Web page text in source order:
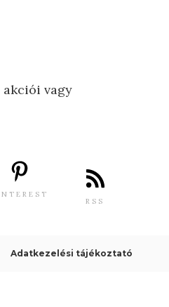
vagy
RSS
Adatkezelési tájékoztató